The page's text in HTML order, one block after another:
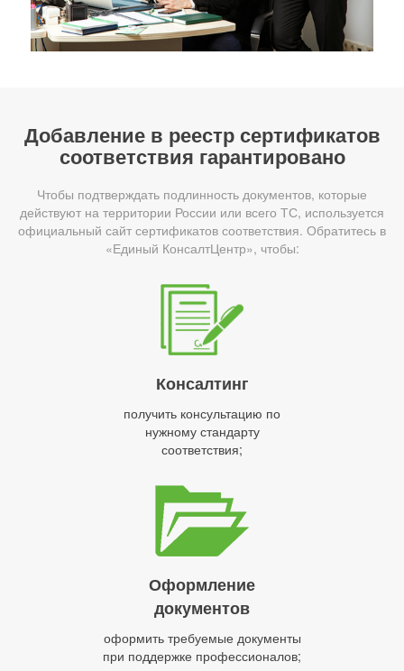
Добавление в реестр сертификатов
соответствия гарантировано
Чтобы подтверждать подлинность документов, которые
действуют на территории России или всего ТС, используется
официальный сайт сертификатов соответствия. Обратитесь в
«Единый КонсалтЦентр», чтобы:
Консалтинг
получить консультацию по
нужному стандарту
соответствия;
Оформление
документов
оформить требуемые документы
при поддержке профессионалов;